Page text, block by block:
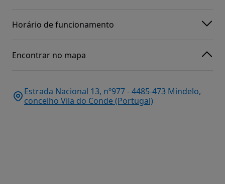
Horário de funcionamento
Encontrar no mapa
Estrada Nacional 13, nº977 - 4485-473 Mindelo,
concelho Vila do Conde (Portugal)